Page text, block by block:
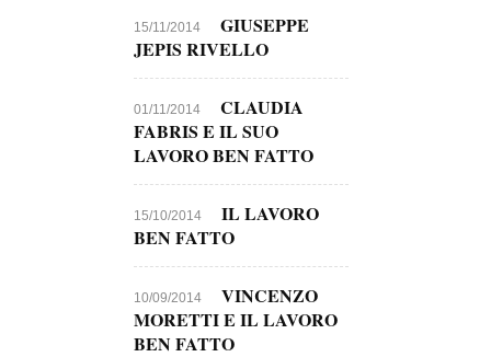
15/11/2014
GIUSEPPE
JEPIS RIVELLO
01/11/2014
CLAUDIA
FABRIS E IL SUO
LAVORO BEN FATTO
15/10/2014
IL LAVORO
BEN FATTO
10/09/2014
VINCENZO
MORETTI E IL LAVORO
BEN FATTO